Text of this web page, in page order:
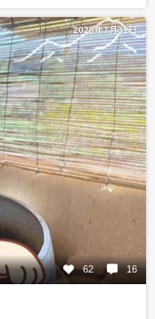
2025年7月31日
62 16